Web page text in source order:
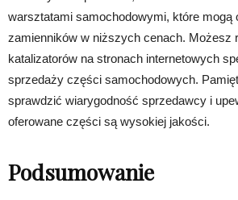
warsztatami samochodowymi, które mogą
zamienników w niższych cenach. Możesz
katalizatorów na stronach internetowych
sprzedaży części samochodowych.
sprawdzić wiarygodność sprzedawcy i
oferowane części są wysokiej jakości.
Podsumowanie